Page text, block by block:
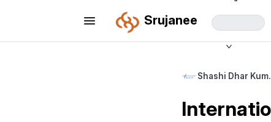
Srujanee
Shashi Dhar